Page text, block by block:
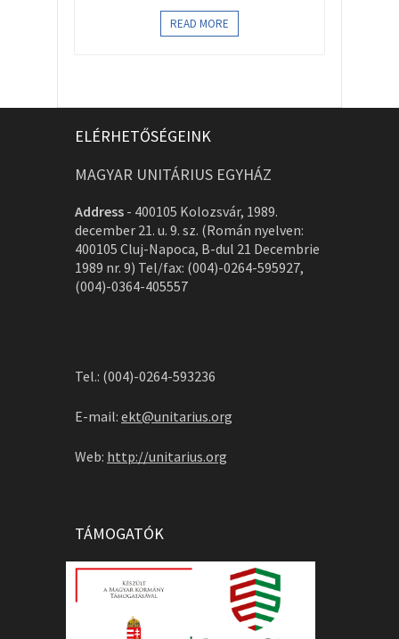
READ MORE
ELÉRHETŐSÉGEINK
MAGYAR UNITÁRIUS EGYHÁZ
Address - 400105 Kolozsvár, 1989.
december 21. u. 9. sz. (Román nyelven:
400105 Cluj-Napoca, B-dul 21 Decembrie
1989 nr. 9) Tel/fax: (004)-0264-595927,
(004)-0364-405557
Tel.: (004)-0264-593236
E-mail: ekt@unitarius.org
Web: http://unitarius.org
TÁMOGATÓK